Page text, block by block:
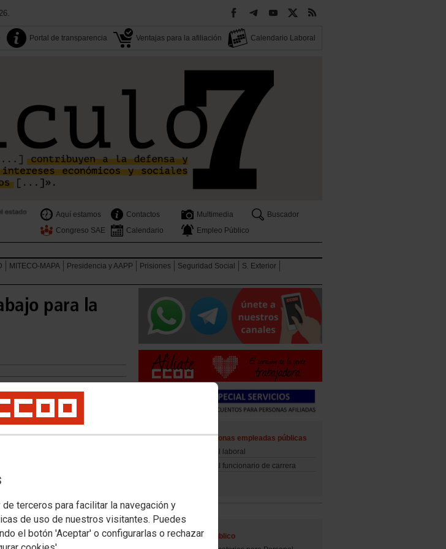
terceros para facilitar la navegación y
de uso de nuestros visitantes. Puedes
el botón 'Aceptar' o configurarlas o rechazar
Portal de transparencia Ventajas para la afiliación Calendario Laboral
Aquí estamos Contactos Multimedia
Buscador
Congreso SAE
Calendario Empleo Público
MITECO-MAPA Presidencia y AAPP Prisiones Seguridad Social
S. Exterior
para la
Movilidad de las personas empleadas públicas
Movilidad del personal laboral
Movilidad del personal funcionario de carrera
Acceso al Empleo Público